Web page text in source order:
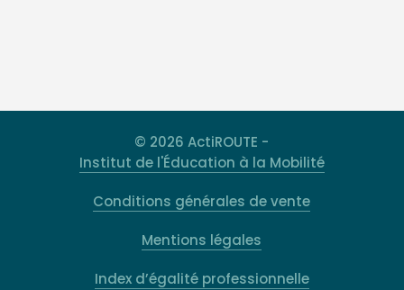
© 2026 ActiROUTE -
Institut de l'Éducation à la Mobilité
Conditions générales de vente
Mentions légales
Index d’égalité professionnelle